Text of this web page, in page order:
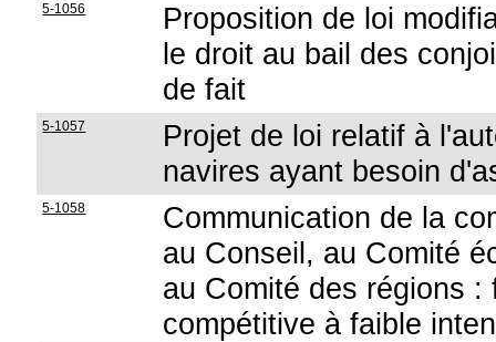
5-1056
Proposition de loi
le droit au bail des
de fait
5-1057
Projet de loi relatif à
navires ayant besoin
5-1058
Communication de la
au Conseil, au Comité
au Comité des régions
compétitive à faible